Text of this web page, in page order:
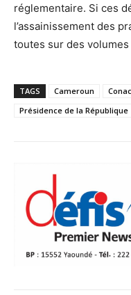
réglementaire. Si ces
l’assainissement des
toutes sur des
TAGS Cameroun Conac
Présidence de la République